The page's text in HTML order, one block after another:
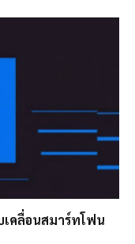
เคลื่อนสมาร์ทโฟน